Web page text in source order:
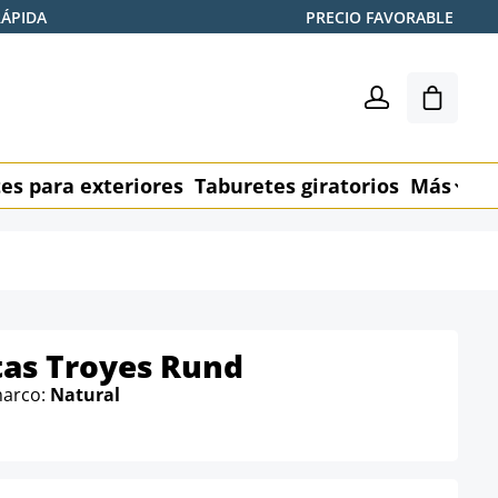
PRECIO FAVORABLE
El
para exteriores Taburetes giratorios Más
Troyes Rund
Natural